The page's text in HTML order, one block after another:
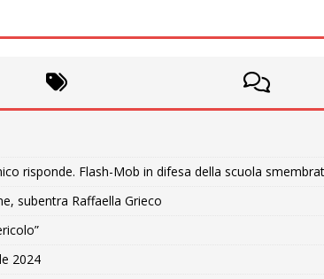
risponde. Flash-Mob in difesa della scuola
subentra Raffaella Grieco
2024